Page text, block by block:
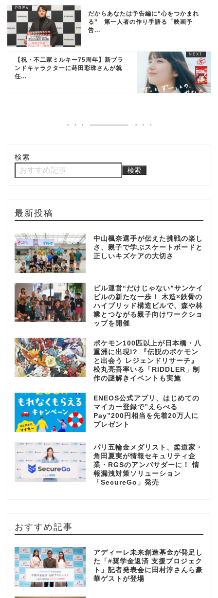
だからあなたは予告編に“心をつかまれ
る” 第一人者の作り手語る「映画予
告...
【祝・不二家ミルキー75周年】新ブラ
ンドキャラクターに蒔田彩珠さんが就
任...
検索
検索
最新投稿
中山楓奈選手が伝えた挑戦の楽し
さ、親子で学ぶスケートボードと
正しいキズケアの大切さ
ビル運営“だけじゃない”サンケイ
ビルの新たな一歩！ 木造×鉄骨の
ハイブリッド構造ビルで、森や林
業とつながる親子向けワークショ
ップを開催
ポケモン100匹以上が日本橋・八
重洲に出現!? 『伝説のポケモン
と出会う レジェンドリサーチ』
松丸亮吾率いる「RIDDLER」制
作の謎解きイベントも実施
ENEOS公式アプリ、はじめての
マイカー登録で”えらべる
Pay”200円相当を先着20万人に
プレゼント
パリ五輪金メダリスト、柔道家・
角田夏実が情報セキュリティ企
業・RGSのアンバサダーに！ 情
報漏洩対策ソリューション
「SecureGo」発売
おすすめ記事
アディーレ未来創造基金が発足し
た「#奨学金返済 支援プロジェク
ト」記者発表会に田村淳さんら豪
華ゲストが登場